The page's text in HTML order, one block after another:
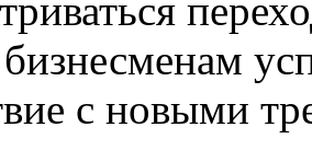
с новыми